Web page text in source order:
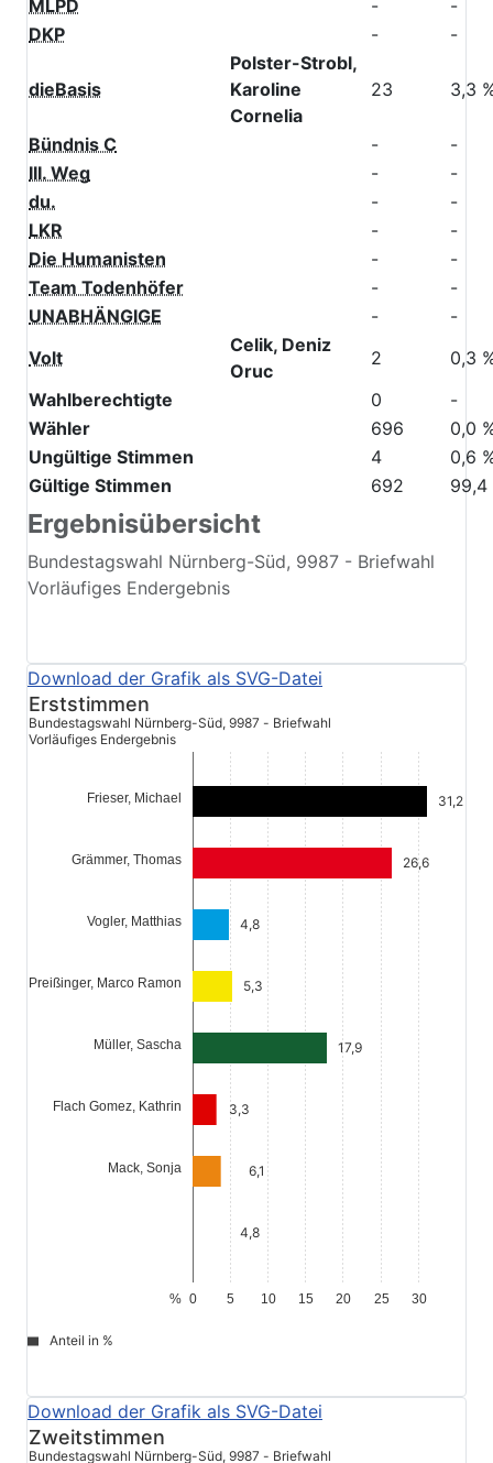
Ergebnisübersicht
Bundestagswahl Nürnberg-Süd, 9987 - Briefwahl
Vorläufiges Endergebnis
MLPD -
-
DKP
- -
dieBasis
Polster-Strobl,
Karoline
Cornelia
23 3,3
Bündnis C -
-
III. Weg
-
-
du.
-
-
LKR
-
-
Die Humanisten
-
-
Team Todenhöfer
-
-
UNABHÄNGIGE
-
-
Volt
Celik, Deniz
Oruc
2
0,3
Wahlberechtigte
0
-
Wähler
696
0,0
Ungültige Stimmen
4
0,6
Gültige Stimmen
692 99,4
5 10 15 20 25 30
26,6
17,9
3,3
© Stadt Schwabach
Erststimmen
Bundestagswahl Nürnberg-Süd, 9987 - Briefwahl
Vorläufiges Endergebnis
file_download
Zweitstimmen
Bundestagswahl Nürnberg-Süd, 9987 - Briefwahl
Vorläufiges Endergebnis